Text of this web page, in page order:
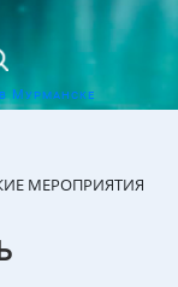
Мурманске
МЕРОПРИЯТИЯ